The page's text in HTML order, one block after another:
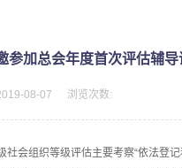
参加总会年度首次评估辅导
08-07 浏览次数:
社会组织等级评估主要考察“依法登